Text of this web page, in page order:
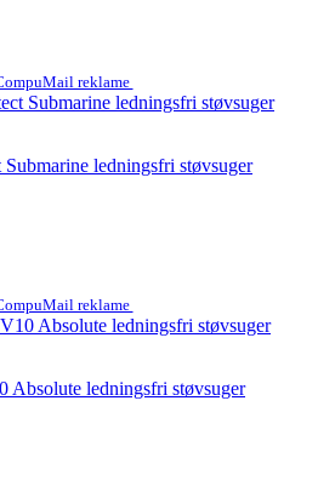
reklame
ledningsfri støvsuger
reklame
Absolute ledningsfri støvsuger